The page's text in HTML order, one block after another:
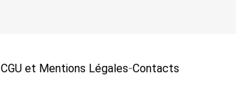
CGU et Mentions Légales-Contacts